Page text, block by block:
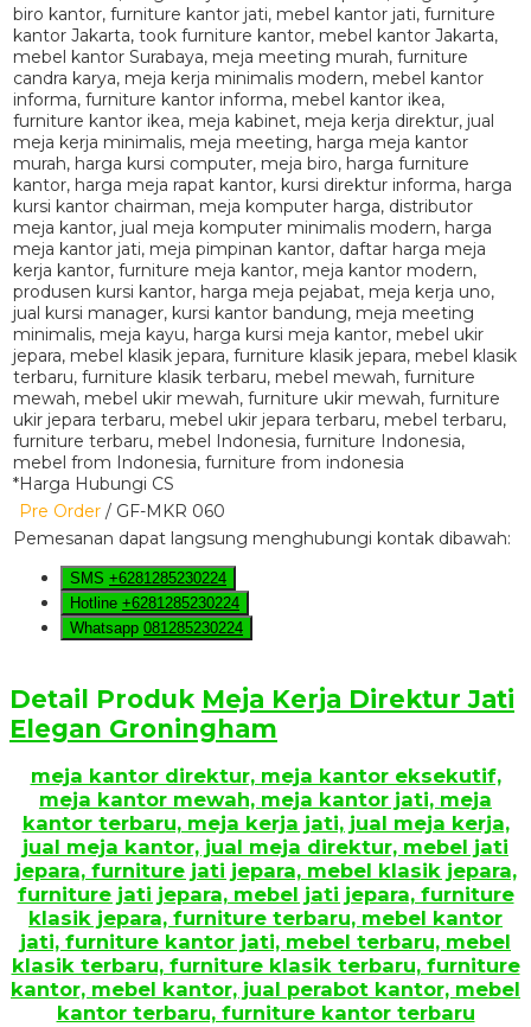
*Harga Hubungi CS
Pre Order / GF-MKR 060
Pemesanan dapat langsung menghubungi kontak dibawah:
SMS +6281285230224
Hotline +6281285230224
Whatsapp 081285230224
Detail Produk Meja Kerja Direktur Jati
Elegan Groningham
meja kantor direktur, meja kantor eksekutif,
meja kantor mewah, meja kantor jati, meja
kantor terbaru, meja kerja jati, jual meja kerja,
jual meja kantor, jual meja direktur, mebel jati
jepara, furniture jati jepara, mebel klasik jepara,
furniture jati jepara, mebel jati jepara, furniture
klasik jepara, furniture terbaru, mebel kantor
jati, furniture kantor jati, mebel terbaru, mebel
klasik terbaru, furniture klasik terbaru, furniture
kantor, mebel kantor, jual perabot kantor, mebel
kantor terbaru, furniture kantor terbaru